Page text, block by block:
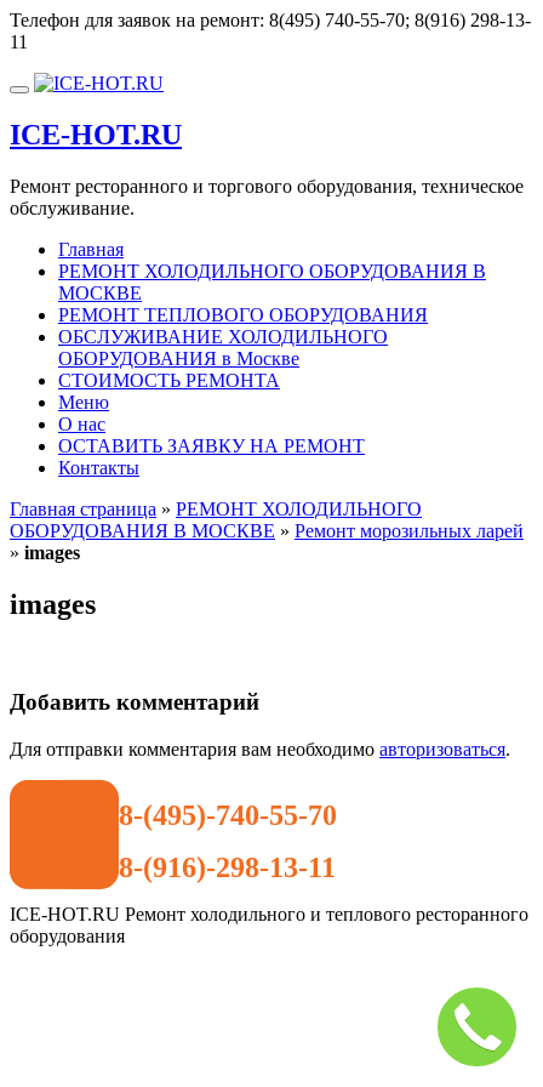
Перейти
к
Телефон для заявок на ремонт: 8(495) 740-55-70; 8(916) 298-13-
11
Показать/
навигацию
ICE-HOT.RU
Ремонт ресторанного и торгового оборудования, техническое
обслуживание.
Главная
РЕМОНТ ХОЛОДИЛЬНОГО ОБОРУДОВАНИЯ В
МОСКВЕ
РЕМОНТ ТЕПЛОВОГО ОБОРУДОВАНИЯ
ОБСЛУЖИВАНИЕ ХОЛОДИЛЬНОГО
ОБОРУДОВАНИЯ в Москве
СТОИМОСТЬ РЕМОНТА
Меню
О нас
ОСТАВИТЬ ЗАЯВКУ НА РЕМОНТ
Контакты
Главная страница » РЕМОНТ ХОЛОДИЛЬНОГО
ОБОРУДОВАНИЯ В МОСКВЕ » Ремонт морозильных ларей
» images
images
Добавить комментарий
Для отправки комментария вам необходимо авторизоваться.
8-(495)-740-55-70
8-(916)-298-13-11
ICE-HOT.RU Ремонт холодильного и теплового ресторанного
оборудования